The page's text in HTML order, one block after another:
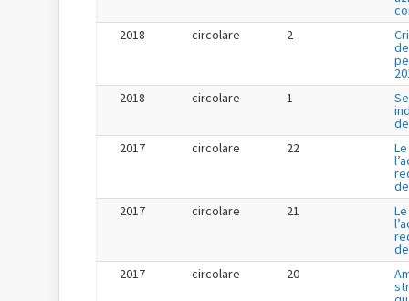
2018
circolare 2
2018
circolare 1
2017
circolare 22
2017
circolare 21
2017
circolare 20